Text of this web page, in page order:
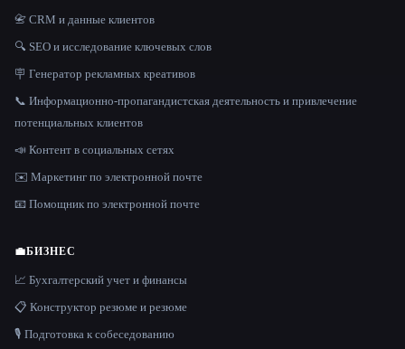
📇 CRM и данные клиентов
🔍 SEO и исследование ключевых слов
🪧 Генератор рекламных креативов
📞 Информационно-пропагандистская деятельность и привлечение
потенциальных клиентов
📣 Контент в социальных сетях
✉️ Маркетинг по электронной почте
📧 Помощник по электронной почте
💼БИЗНЕС
📈 Бухгалтерский учет и финансы
📋 Конструктор резюме и резюме
🎙️ Подготовка к собеседованию